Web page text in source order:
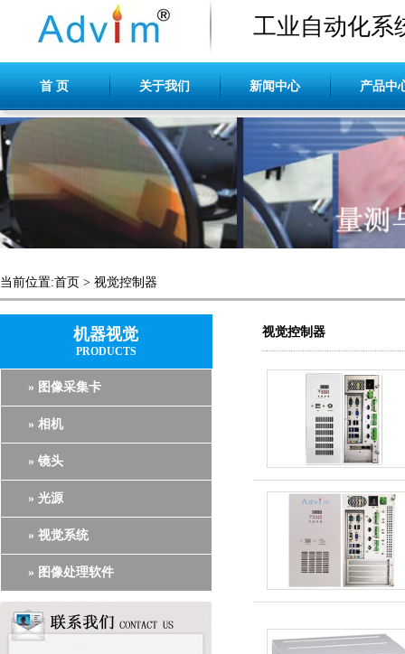
工业自动化系
首 页 关于我们 新闻中心 产品中
当前位置:首页 > 视觉控制器
机器视觉
PRODUCTS
» 图像采集卡
» 相机
» 镜头
» 光源
» 视觉系统
» 图像处理软件
视觉控制器